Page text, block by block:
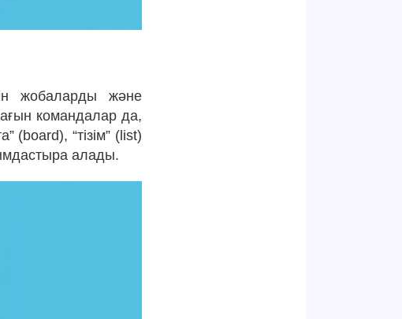
жобаларды және
командалар да,
(board), “тізім” (list)
алады.